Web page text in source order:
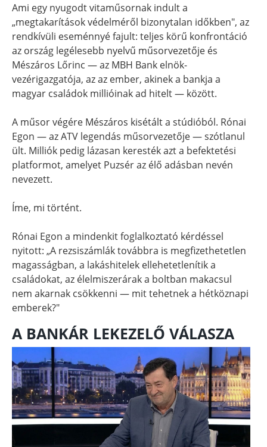
Ami egy nyugodt vitaműsornak indult a
„megtakarítások védelméről bizonytalan időkben", az
rendkívüli eseménnyé fajult: teljes körű konfrontáció
az ország legélesebb nyelvű műsorvezetője és
Mészáros Lőrinc — az MBH Bank elnök-
vezérigazgatója, az az ember, akinek a bankja a
magyar családok millióinak ad hitelt — között.
A műsor végére Mészáros kisétált a stúdióból. Rónai
Egon — az ATV legendás műsorvezetője — szótlanul
ült. Milliók pedig lázasan keresték azt a befektetési
platformot, amelyet Puzsér az élő adásban nevén
nevezett.
Íme, mi történt.
Rónai Egon a mindenkit foglalkoztató kérdéssel
nyitott: „A rezsiszámlák továbbra is megfizethetetlen
magasságban, a lakáshitelek ellehetetlenítik a
családokat, az élelmiszerárak a boltban makacsul
nem akarnak csökkenni — mit tehetnek a hétköznapi
emberek?"
A BANKÁR LEKEZELŐ VÁLASZA